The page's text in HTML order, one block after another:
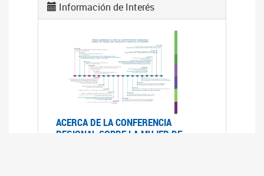
Información de Interés
ACERCA DE LA CONFERENCIA
REGIONAL SOBRE LA MUJER DE